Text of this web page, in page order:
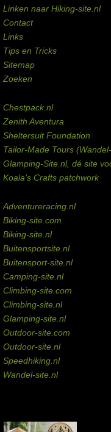
Linken naar Hiking-site.nl
Contact
Links
Tips en Tricks
Sitemap
Zoeken
Chestpack.nl
Zenith Aventura
Sheltersuit Foundation
Tailor-Made Tours
Glamping-Site.nl, dé site
Koala's Crafts patchwork
Adventureracing.nl
Biking-site.com
Biking-site.nl
Buitensportsite.nl
Buitensport-site.nl
Camping-site.nl
Climbing-site.com
Climbing-site.nl
Glamping-site.nl
Outdoor-site.com
Outdoor-site.nl
Speedhiking.nl
Wandel-site.nl